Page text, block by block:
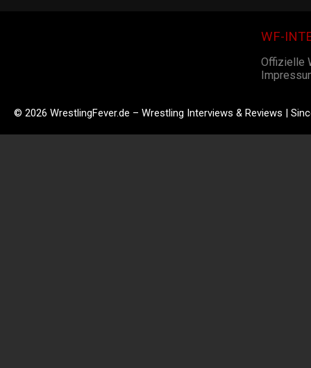
WF-
Offizielle
© 2026 WrestlingFever.de – Wrestling Interviews & Reviews |